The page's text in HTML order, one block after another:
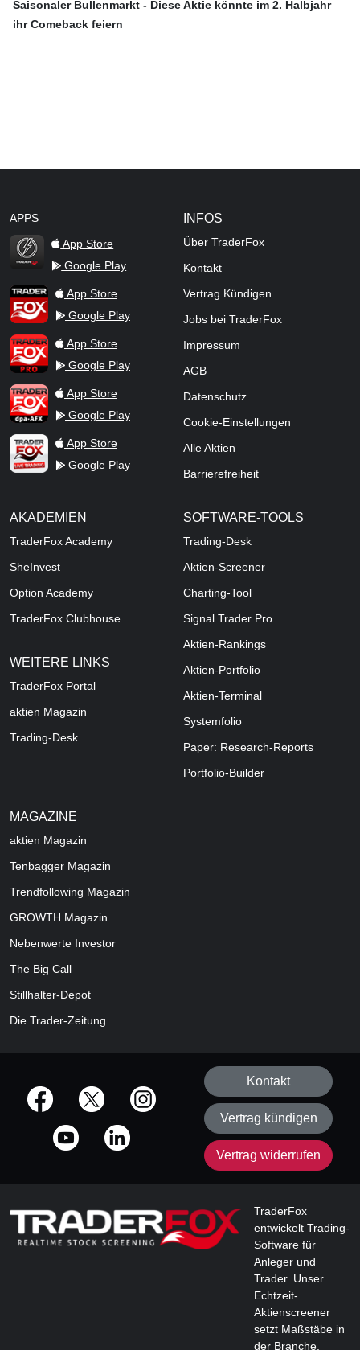
Saisonaler Bullenmarkt - Diese Aktie könnte im 2. Halbjahr
ihr Comeback feiern
APPS
TraderFox Flash
App Store
Google Play
TraderFox AppApp Store
Google Play
TraderFox ProApp Store
Google Play
TraderFox dpa-AFX ProFeed
App Store
Google Play
TraderFox Live Trading
App Store
Google Play
INFOS
Über TraderFox
Kontakt
Vertrag Kündigen
Jobs bei TraderFox
Impressum
AGB
Datenschutz
Cookie-Einstellungen
Alle Aktien
Barrierefreiheit
AKADEMIEN
TraderFox Academy
SheInvest
Option Academy
TraderFox Clubhouse
WEITERE LINKS
TraderFox Portal
aktien Magazin
Trading-Desk
SOFTWARE-TOOLS
Trading-Desk
Aktien-Screener
Charting-Tool
Signal Trader Pro
Aktien-Rankings
Aktien-Portfolio
Aktien-Terminal
Systemfolio
Paper: Research-Reports
Portfolio-Builder
MAGAZINE
aktien Magazin
Tenbagger Magazin
Trendfollowing Magazin
GROWTH Magazin
Nebenwerte Investor
The Big Call
Stillhalter-Depot
Die Trader-Zeitung
offizielle Social Media-Accounts
Kontakt
Vertrag kündigen
Vertrag widerrufen
TraderFox
entwickelt Trading-
Software für
Anleger und
Trader. Unser
Echtzeit-
Aktienscreener
setzt Maßstäbe in
der Branche.